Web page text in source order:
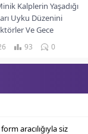
Kalplerin Yaşadığı
Uyku Düzenini
Ve Gece
Dinamiklerini
Korkuları Doğru
93 0
aracılığıyla siz